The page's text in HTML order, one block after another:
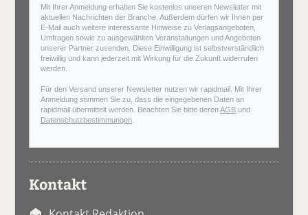
Mit Ihrer Anmeldung erhalten Sie kostenlos unseren Newsletter mit
aktuellen Nachrichten der Branche. Außerdem dürfen wir Ihnen per
E-Mail auch weitere interessante Hinweise zu Verlagsangeboten,
Umfragen sowie zu ausgewählten Veranstaltungen und Angeboten
unserer Partner zusenden. Diese Einwilligung ist selbstverständlich
freiwillig und kann jederzeit mit Wirkung für die Zukunft widerrufen
werden.
Für den Versand unserer Newsletter nutzen wir rapidmail. Mit Ihrer
Anmeldung stimmen Sie zu, dass die eingegebenen Daten an
rapidmail übermittelt werden. Beachten Sie bitte derenAGB und
Datenschutzbestimmungen
Kontakt